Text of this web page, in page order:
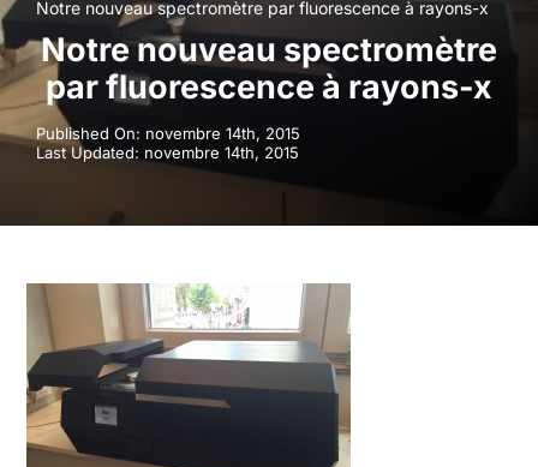
Notre nouveau spectromètre par fluorescence à rayons-x
Notre nouveau spectromètre
par fluorescence à rayons-x
Published On: novembre 14th, 2015
Last Updated: novembre 14th, 2015